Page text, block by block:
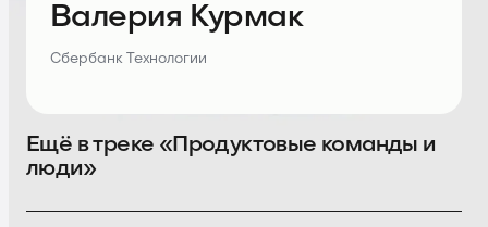
Валерия Курмак
Сбербанк Технологии
Ещё в треке «Продуктовые команды и
люди»